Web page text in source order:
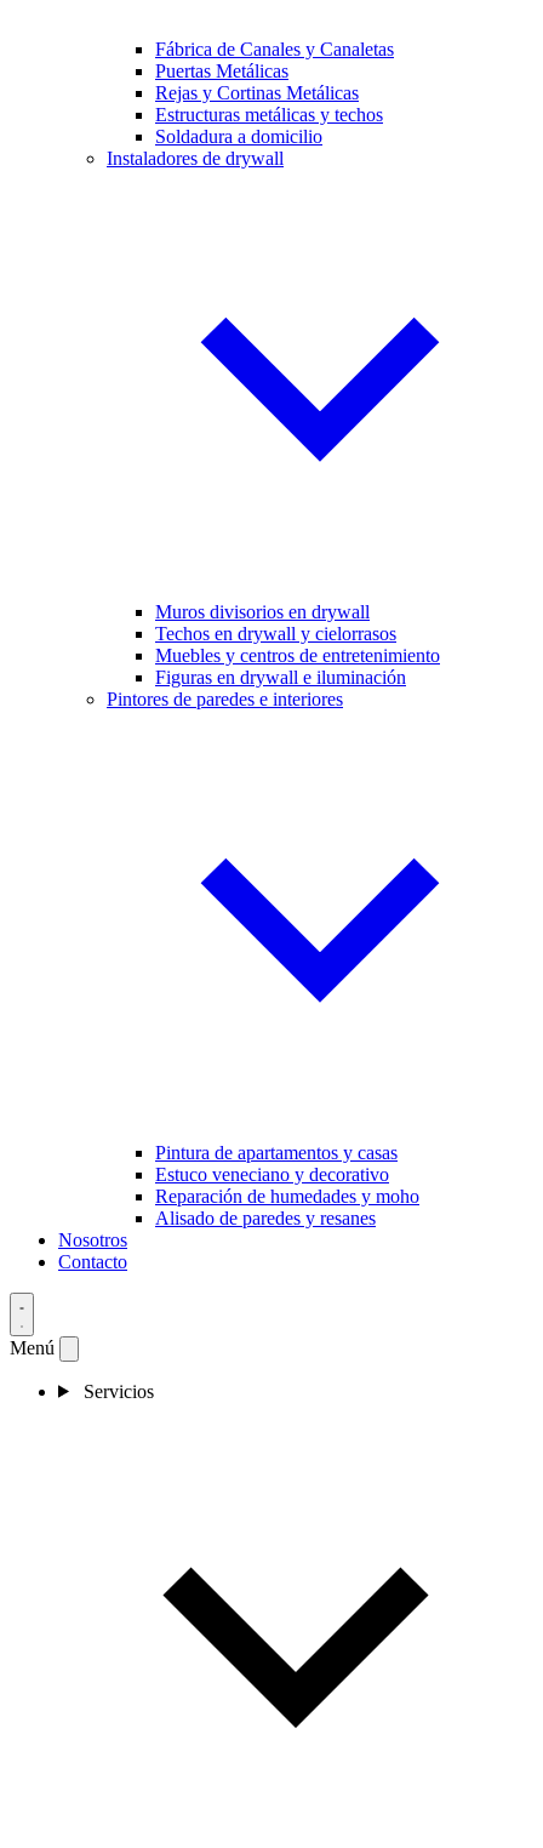
Fábrica de Canales y Canaletas
Puertas Metálicas
Rejas y Cortinas Metálicas
Estructuras metálicas y techos
Soldadura a domicilio
Instaladores de drywall
Muros divisorios en drywall
Techos en drywall y cielorrasos
Muebles y centros de entretenimiento
Figuras en drywall e iluminación
Pintores de paredes e interiores
Pintura de apartamentos y casas
Estuco veneciano y decorativo
Reparación de humedades y moho
Alisado de paredes y resanes
Nosotros
Contacto
Menú
Servicios